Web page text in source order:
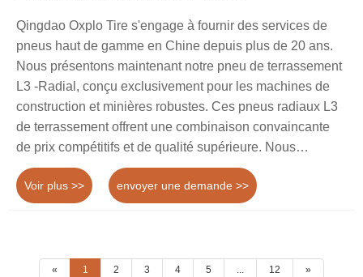
Qingdao Oxplo Tire s'engage à fournir des services de
pneus haut de gamme en Chine depuis plus de 20 ans.
Nous présentons maintenant notre pneu de terrassement
L3 -Radial, conçu exclusivement pour les machines de
construction et minières robustes. Ces pneus radiaux L3
de terrassement offrent une combinaison convaincante
de prix compétitifs et de qualité supérieure. Nous
attendons avec impatience l'opportunité de devenir votre
partenaire de confiance à long terme en Chine.
Voir plus >> envoyer une demande >>
« 1 2 3 4 5 12 »